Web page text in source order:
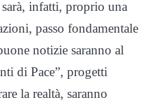
infatti, proprio una
passo fondamentale
notizie saranno al
di Pace”, progetti
la realtà, saranno